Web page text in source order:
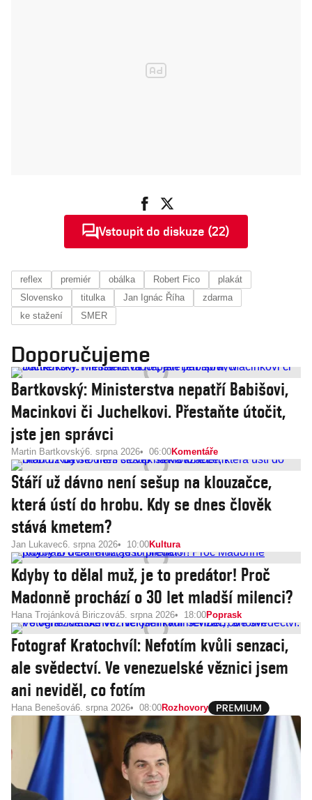
Vstoupit do diskuze (22)
reflex premiér obálka Robert Fico
plakát
Slovensko
titulka Jan Ignác Říha
zdarma
ke stažení
SMER
Doporučujeme
Bartkovský: Ministerstva nepatří Babišovi,
Macinkovi či Juchelkovi. Přestaňte útočit,
jste jen správci
Martin Bartkovský6. srpna 2026 06:00Komentáře
Stáří už dávno není sešup na klouzačce,
která ústí do hrobu. Kdy se dnes člověk
stává kmetem?
Jan Lukavec6. srpna 2026 10:00Kultura
Kdyby to dělal muž, je to predátor! Proč
Madonně prochází o 30 let mladší milenci?
Hana Trojánková Biriczová5. srpna 2026 18:00Poprask
Fotograf Kratochvíl: Nefotím kvůli senzaci,
ale svědectví. Ve venezuelské věznici jsem
ani neviděl, co fotím
Hana Benešová6. srpna 2026 08:00Rozhovory